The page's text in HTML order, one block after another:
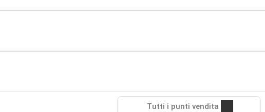
Tutti i punti vendita